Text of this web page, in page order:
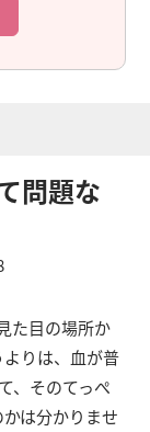
問題な
た目の場所か
りは、血が普
、そのてっぺ
は分かりませ